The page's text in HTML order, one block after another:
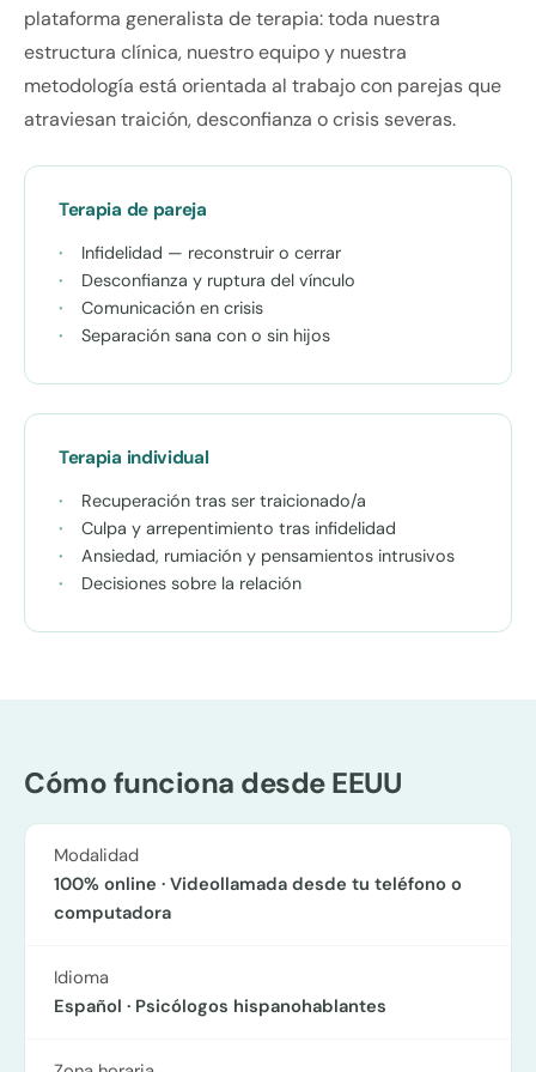
plataforma generalista de terapia: toda nuestra
estructura clínica, nuestro equipo y nuestra
metodología está orientada al trabajo con parejas que
atraviesan traición, desconfianza o crisis severas.
Terapia de pareja
Infidelidad — reconstruir o cerrar
Desconfianza y ruptura del vínculo
Comunicación en crisis
Separación sana con o sin hijos
Terapia individual
Recuperación tras ser traicionado/a
Culpa y arrepentimiento tras infidelidad
Ansiedad, rumiación y pensamientos intrusivos
Decisiones sobre la relación
Cómo funciona desde EEUU
Modalidad
100% online · Videollamada desde tu teléfono o
computadora
Idioma
Español · Psicólogos hispanohablantes